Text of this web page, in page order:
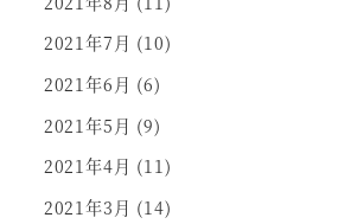
2021年7月 (10)
2021年6月 (6)
2021年5月 (9)
2021年4月 (11)
2021年3月 (14)